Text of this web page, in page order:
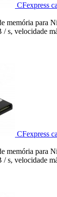
CFexpress
memória para
s, velocidade
CFexpress
memória para
s, velocidade